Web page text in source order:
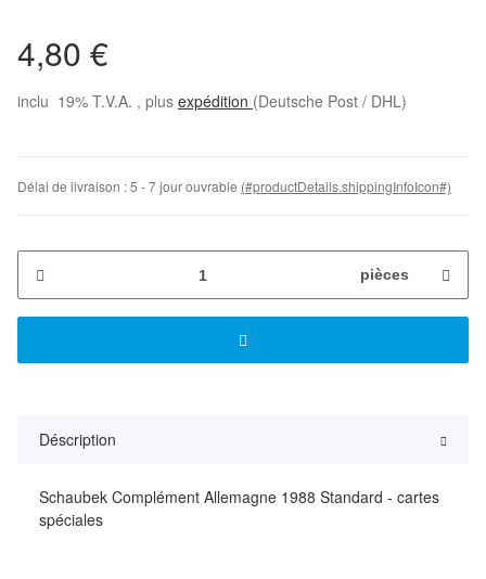
4,80 €
inclu 19% T.V.A. , plus expédition (Deutsche Post / DHL)
Délai de livraison :5 - 7 jour ouvrable (#productDetails.shippingInfoIcon#)
pièces
Déscription
Schaubek Complément Allemagne 1988 Standard - cartes
spéciales